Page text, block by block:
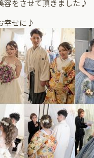
容をさせて頂きました♪
幸せに♪